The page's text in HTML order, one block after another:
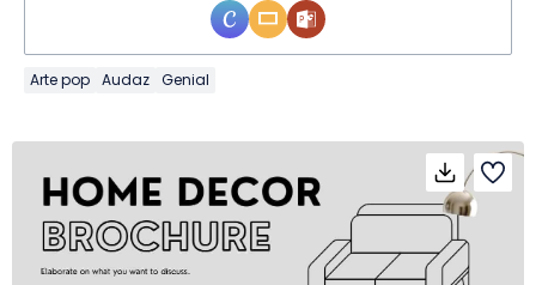
Arte pop Audaz Genial